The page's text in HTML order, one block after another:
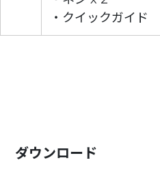
・クイックガイド
ダウンロード